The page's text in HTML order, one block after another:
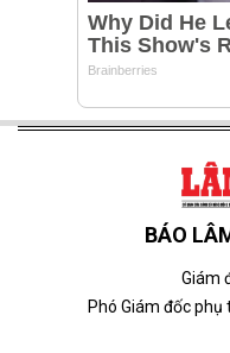
BÁO
Giám
Phó Giám đốc phụ